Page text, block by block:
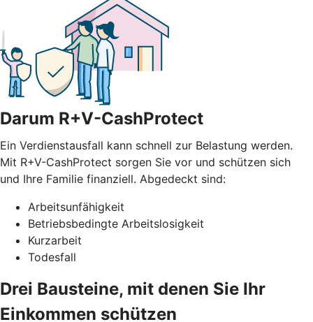
Darum R+V-CashProtect
Ein Verdienstausfall kann schnell zur Belastung werden.
Mit R+V-CashProtect sorgen Sie vor und schützen sich
und Ihre Familie finanziell. Abgedeckt sind:
Arbeitsunfähigkeit
Betriebsbedingte Arbeitslosigkeit
Kurzarbeit
Todesfall
Drei Bausteine, mit denen Sie Ihr
Einkommen schützen